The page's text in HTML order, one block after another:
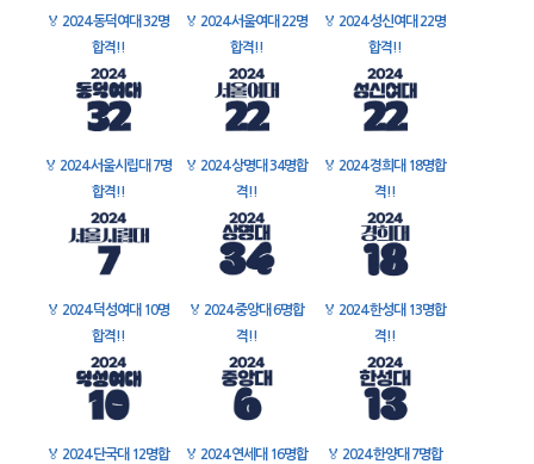
🏅 2024 동덕여대 32명
합격!!
🏅 2024 서울여대 22명
합격!!
🏅 2024 성신여대 22명
합격!!
🏅 2024 서울시립대 7명
합격!!
🏅 2024 상명대 34명합
격!!
🏅 2024 경희대 18명합
격!!
🏅 2024 덕성여대 10명
합격!!
🏅 2024 중앙대 6명합
격!!
🏅 2024 한성대 13명합
격!!
🏅 2024 단국대 12명합
🏅 2024 연세대 16명합
🏅 2024 한양대 7명합